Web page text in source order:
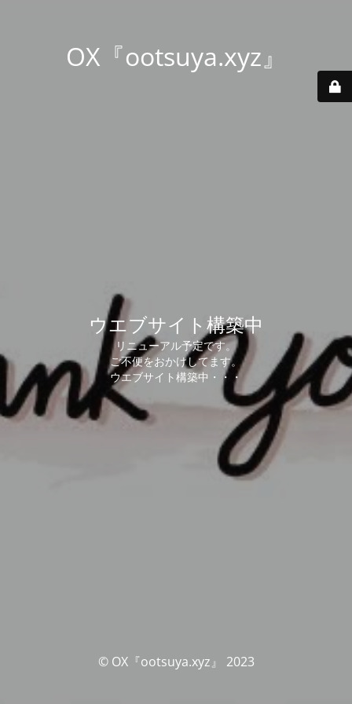
OX『ootsuya.xyz』
ウエブサイト構築中
リニューアル予定です。
ご不便をおかけしてます。
ウエブサイト構築中・・・
© OX『ootsuya.xyz』 2023